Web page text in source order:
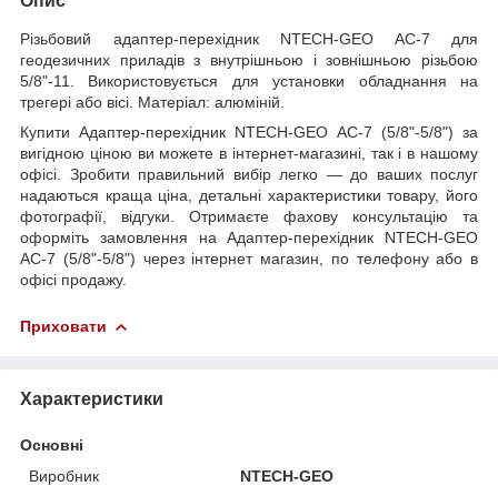
Різьбовий адаптер-перехідник NTECH-GEO AC-7 для
геодезичних приладів з внутрішньою і зовнішньою різьбою
5/8"-11. Використовується для установки обладнання на
трегері або вісі. Матеріал: алюміній.
Купити Адаптер-перехідник NTECH-GEO AC-7 (5/8"-5/8") за
вигідною ціною ви можете в інтернет-магазині, так і в нашому
офісі. Зробити правильний вибір легко — до ваших послуг
надаються краща ціна, детальні характеристики товару, його
фотографії, відгуки. Отримаєте фахову консультацію та
оформіть замовлення на Адаптер-перехідник NTECH-GEO
AC-7 (5/8"-5/8") через інтернет магазин, по телефону або в
офісі продажу.
Приховати
Характеристики
Основні
Виробник
NTECH-GEO